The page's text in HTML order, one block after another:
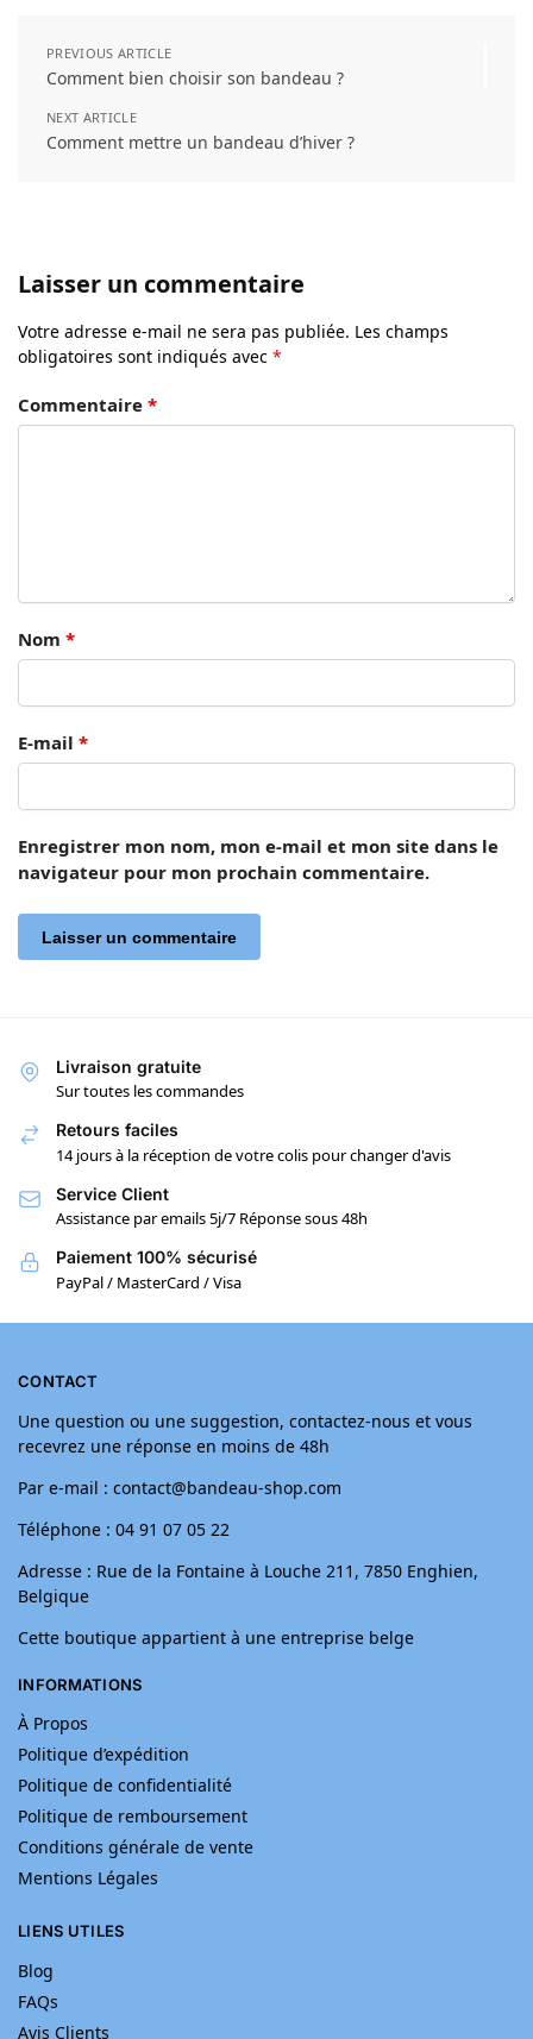
PREVIOUS ARTICLE
Comment bien choisir son bandeau ?
NEXT ARTICLE
Comment mettre un bandeau d’hiver ?
Laisser un commentaire
Votre adresse e-mail ne sera pas publiée. Les champs
obligatoires sont indiqués avec *
Commentaire *
Nom *
E-mail *
Enregistrer mon nom, mon e-mail et mon site dans le
navigateur pour mon prochain commentaire.
Livraison gratuite
Sur toutes les commandes
Retours faciles
14 jours à la réception de votre colis pour changer d'avis
Service Client
Assistance par emails 5j/7 Réponse sous 48h
Paiement 100% sécurisé
PayPal / MasterCard / Visa
CONTACT
Une question ou une suggestion, contactez-nous et vous
recevrez une réponse en moins de 48h
Par e-mail : contact@bandeau-shop.com
Téléphone : 04 91 07 05 22
Adresse : Rue de la Fontaine à Louche 211, 7850 Enghien,
Belgique
Cette boutique appartient à une entreprise belge
INFORMATIONS
À Propos
Politique d’expédition
Politique de confidentialité
Politique de remboursement
Conditions générale de vente
Mentions Légales
LIENS UTILES
Blog
FAQs
Avis Clients